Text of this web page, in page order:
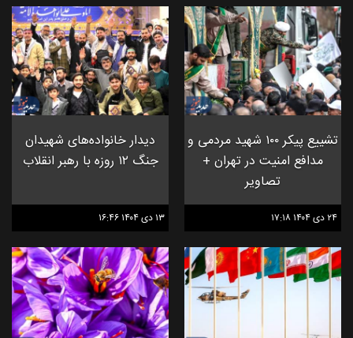
تشییع پیکر ۱۰۰ شهید مردمی و
مدافع امنیت در تهران +
تصاویر
۲۴ دی ۱۴۰۴ ۱۷:۱۸
دیدار خانواده‌های شهیدان
جنگ ۱۲ روزه با رهبر انقلاب
۱۳ دی ۱۴۰۴ ۱۶:۴۶